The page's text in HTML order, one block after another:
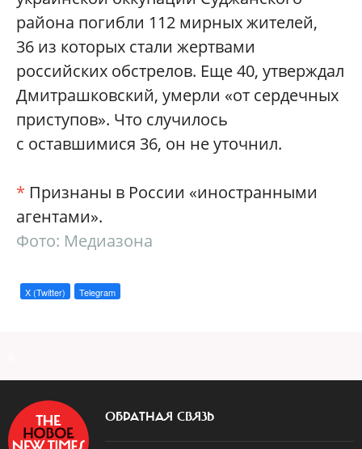
района погибли 112 мирных жителей,
36 из которых стали жертвами
российских обстрелов. Еще 40, утверждал
Дмитрашковский, умерли «от сердечных
приступов». Что случилось
с оставшимися 36, он не уточнил.
* Признаны в России «иностранными
агентами».
Фото: Медиазона
X (Twitter) Telegram
ОБРАТНАЯ СВЯЗЬ